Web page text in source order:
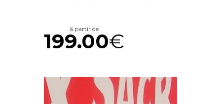
à partir de
199.00€